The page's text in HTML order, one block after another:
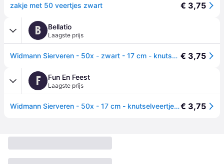
zakje met 50 veertjes zwart € 3,75
B Bellatio
Laagste prijs
Widmann Sierveren - 50x - zwart - 17 cm - knutselveertjes - DIY/decoratie/hobbymateriaal One size - € 3,75
F Fun En Feest
Laagste prijs
Widmann Sierveren - 50x - 17 cm - knutselveertjes - decoratie/DIY One size -€ 3,75